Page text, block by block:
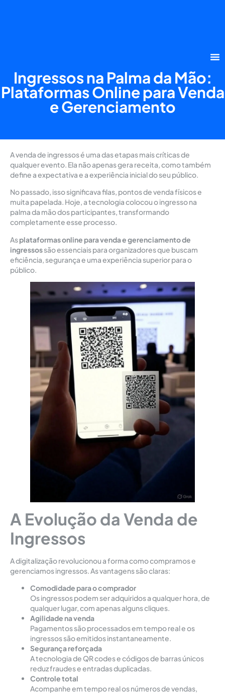
Ingressos na Palma da Mão:
Plataformas Online para Venda
e Gerenciamento
A venda de ingressos é uma das etapas mais críticas de
qualquer evento. Ela não apenas gera receita, como também
define a expectativa e a experiência inicial do seu público.
No passado, isso significava filas, pontos de venda físicos e
muita papelada. Hoje, a tecnologia colocou o ingresso na
palma da mão dos participantes, transformando
completamente esse processo.
Asplataformas online para venda e gerenciamento de
ingressossão essenciais para organizadores que buscam
eficiência, segurança e uma experiência superior para o
público.
A Evolução da Venda de
Ingressos
A digitalização revolucionou a forma como compramos e
gerenciamos ingressos. As vantagens são claras:
Comodidade para o comprador
Os ingressos podem ser adquiridos a qualquer hora, de
qualquer lugar, com apenas alguns cliques.
Agilidade na venda
Pagamentos são processados em tempo real e os
ingressos são emitidos instantaneamente.
Segurança reforçada
A tecnologia de QR codes e códigos de barras únicos
reduz fraudes e entradas duplicadas.
Controle total
Acompanhe em tempo real os números de vendas,